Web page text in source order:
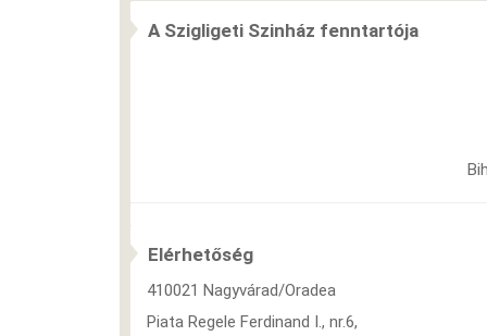
A Szigligeti Szinház fenntartója
Elérhetőség
410021 Nagyvárad/Oradea
Piata Regele Ferdinand I., nr.6,